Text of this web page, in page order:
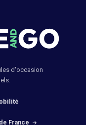
d'occasion
France